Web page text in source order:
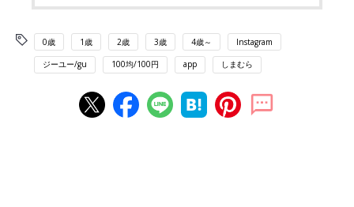
0歳 1歳 2歳 3歳 4歳～ Instagram
ジーユー/gu 100均/100円 app しまむら